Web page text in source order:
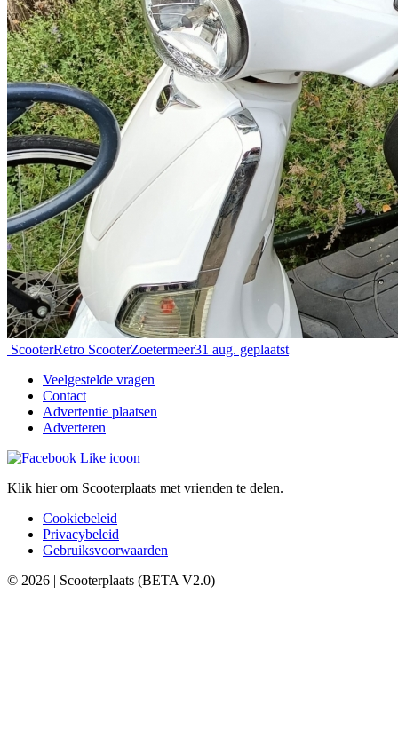
ScooterRetro ScooterZoetermeer31 aug. geplaatst
Veelgestelde vragen
Contact
Advertentie plaatsen
Adverteren
Klik hier om Scooterplaats met vrienden te delen.
Cookiebeleid
Privacybeleid
Gebruiksvoorwaarden
© 2026 | Scooterplaats (BETA V2.0)